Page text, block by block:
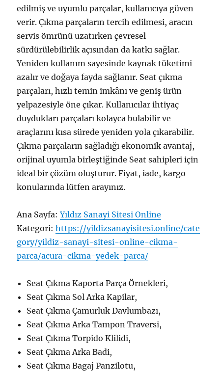
edilmiş ve uyumlu parçalar, kullanıcıya güven
verir. Çıkma parçaların tercih edilmesi, aracın
servis ömrünü uzatırken çevresel
sürdürülebilirlik açısından da katkı sağlar.
Yeniden kullanım sayesinde kaynak tüketimi
azalır ve doğaya fayda sağlanır. Seat çıkma
parçaları, hızlı temin imkânı ve geniş ürün
yelpazesiyle öne çıkar. Kullanıcılar ihtiyaç
duydukları parçaları kolayca bulabilir ve
araçlarını kısa sürede yeniden yola çıkarabilir.
Çıkma parçaların sağladığı ekonomik avantaj,
orijinal uyumla birleştiğinde Seat sahipleri için
ideal bir çözüm oluşturur. Fiyat, iade, kargo
konularında lütfen arayınız.
Ana Sayfa:Yıldız Sanayi Sitesi Online
Kategori:https://yildizsanayisitesi.online/cate
gory/yildiz-sanayi-sitesi-online-cikma-
parca/acura-cikma-yedek-parca/
Seat Çıkma Kaporta Parça Örnekleri,
Seat Çıkma Sol Arka Kapilar,
Seat Çıkma Çamurluk Davlumbazı,
Seat Çıkma Arka Tampon Traversi,
Seat Çıkma Torpido Klilidi,
Seat Çıkma Arka Badi,
Seat Çıkma Bagaj Panzilotu,